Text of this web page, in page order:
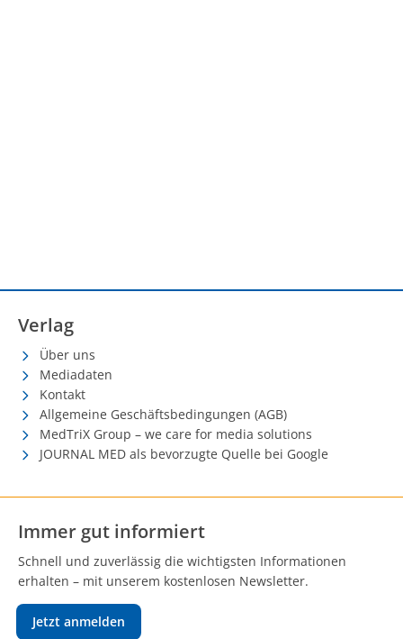
Verlag
Über uns
Mediadaten
Kontakt
Allgemeine Geschäftsbedingungen (AGB)
MedTriX Group – we care for media solutions
JOURNAL MED als bevorzugte Quelle bei Google
Immer gut informiert
Schnell und zuverlässig die wichtigsten Informationen
erhalten – mit unserem kostenlosen Newsletter.
Jetzt anmelden